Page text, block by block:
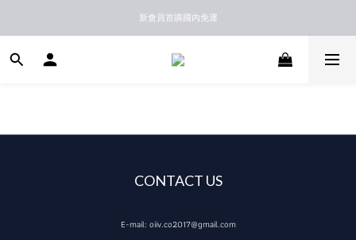
新馬港澳順豐到付配送
新會員首購國內免運
訂單消費滿NT$3500即享國內免運
CONTACT US
E-mail: oiiv.co2017@gmail.com